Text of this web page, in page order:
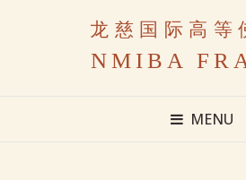
龙慈国际高等
NMIBA
MENU